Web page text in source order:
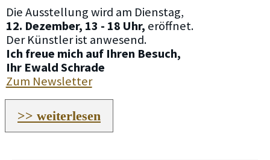
Die Ausstellung wird am Dienstag,
12. Dezember, 13 - 18 Uhr, eröffnet.
Der Künstler ist anwesend.
Ich freue mich auf Ihren Besuch,
Ihr Ewald Schrade
Zum Newsletter
>> weiterlesen